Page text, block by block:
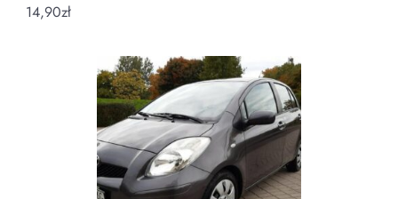
14,90zł